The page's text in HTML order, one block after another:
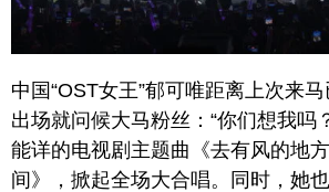
中国“OST女王”郁可唯距离上次来
出场就问候大马粉丝：“你们想我吗
能详的电视剧主题曲《去有风的地
间》，掀起全场大合唱。同时，她